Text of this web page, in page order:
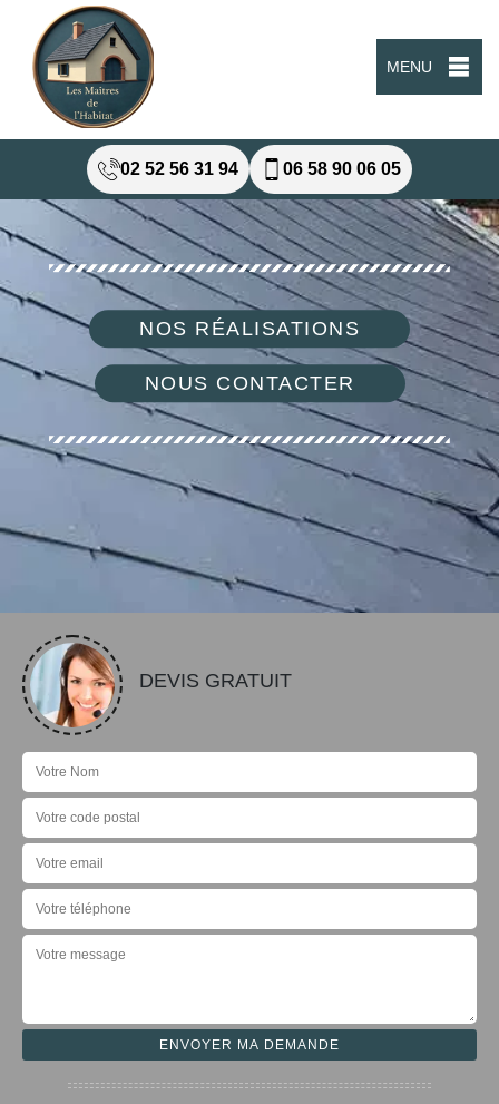
MENU
02 52 56 31 94 06 58 90 06 05
NOS RÉALISATIONS
NOUS CONTACTER
DEVIS GRATUIT